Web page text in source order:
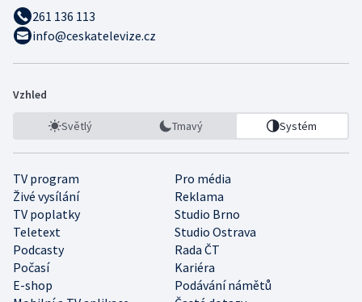
261 136 113
info@ceskatelevize.cz
Vzhled
Světlý Tmavý Systém
TV program
Pro média
Živé vysílání
Reklama
TV poplatky
Studio Brno
Teletext
Studio Ostrava
Podcasty
Rada ČT
Počasí
Kariéra
E-shop
Podávání námětů